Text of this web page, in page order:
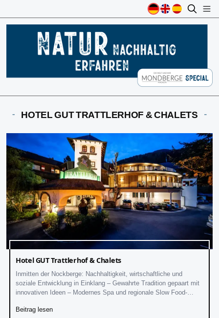
HOTEL GUT TRATTLERHOF & CHALETS
Hotel GUT Trattlerhof & Chalets
Inmitten der Nockberge: Nachhaltigkeit, wirtschaftliche und
soziale Entwicklung in Einklang – Gewahrte Tradition gepaart mit
innovativen Ideen – Modernes Spa und regionale Slow Food-
Beitrag lesen